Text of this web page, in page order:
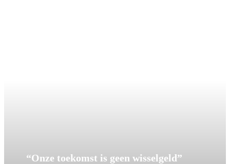
“Onze toekomst is geen wisselgeld”